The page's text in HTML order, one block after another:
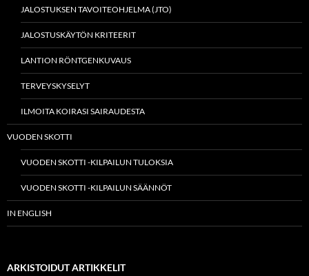
JALOSTUKSEN TAVOITEOHJELMA (JTO)
JALOSTUSKÄYTÖN KRITEERIT
LANTION RÖNTGENKUVAUS
TERVEYSKYSELYT
ILMOITA KOIRASI SAIRAUDESTA
VUODEN SKOTTI
VUODEN SKOTTI -KILPAILUN TULOKSIA
VUODEN SKOTTI -KILPAILUN SÄÄNNÖT
IN ENGLISH
ARKISTOIDUT ARTIKKELIT